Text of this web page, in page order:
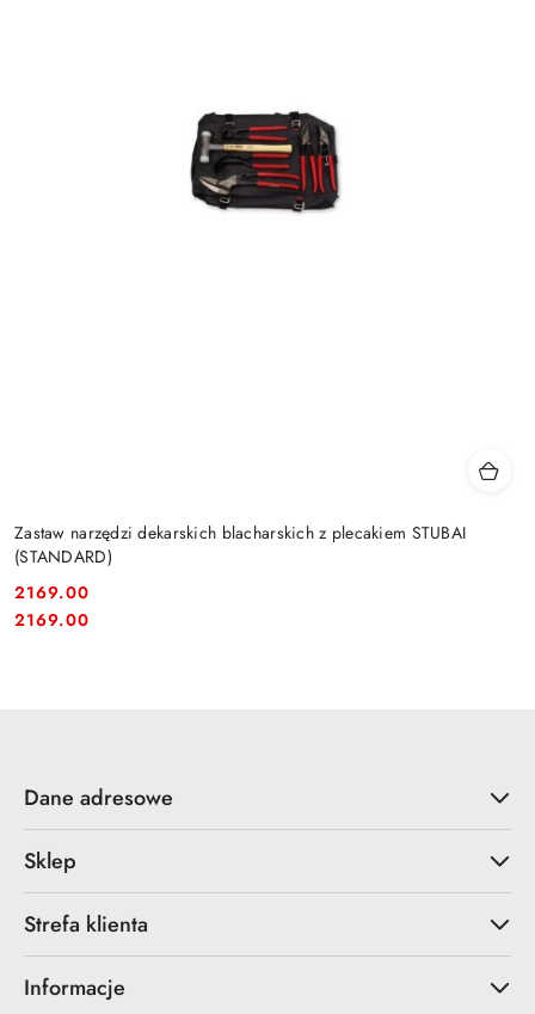
Zastaw narzędzi dekarskich blacharskich z plecakiem STUBAI
(STANDARD)
Cena:
2169.00
Cena:
2169.00
Dane adresowe
Sklep
Strefa klienta
Informacje